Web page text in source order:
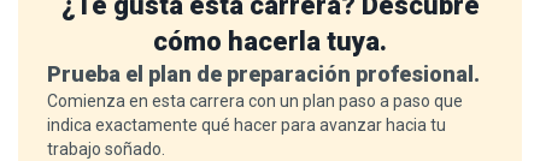
cómo hacerla tuya.
Prueba el plan de preparación profesional.
Comienza en esta carrera con un plan paso a paso que
indica exactamente qué hacer para avanzar hacia tu
trabajo soñado.